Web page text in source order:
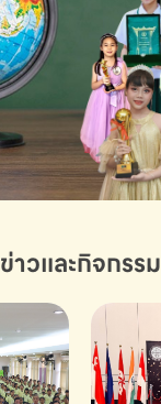
ข่าวและกิจกรรม